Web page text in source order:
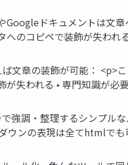
Googleドキュメントは文
へのコピペで装飾が失わ
文章の装飾が可能： <p>
が失われる • 専門知識が
強調・整理するシンプル
ウンの表現は全てhtmlでも